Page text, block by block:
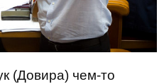
(Довира) чем-то